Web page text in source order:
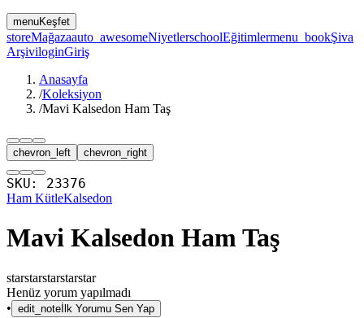
menuKeşfet
storeMağazaauto_awesomeNiyetlerschoolEğitimlermenu_bookŞiva
ArşiviloginGiriş
Anasayfa
/Koleksiyon
/Mavi Kalsedon Ham Taş
chevron_left chevron_right
SKU: 23376
Ham KütleKalsedon
Mavi Kalsedon Ham Taş
starstarstarstarstar
Henüz yorum yapılmadı
• edit_note İlk Yorumu Sen Yap